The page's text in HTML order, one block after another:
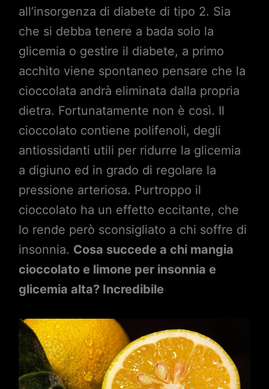
all’insorgenza di diabete di tipo 2. Sia
che si debba tenere a bada solo la
glicemia o gestire il diabete, a primo
acchito viene spontaneo pensare che la
cioccolata andrà eliminata dalla propria
dietra. Fortunatamente non è così. Il
cioccolato contiene polifenoli, degli
antiossidanti utili per ridurre la glicemia
a digiuno ed in grado di regolare la
pressione arteriosa. Purtroppo il
cioccolato ha un effetto eccitante, che
lo rende però sconsigliato a chi soffre di
insonnia. Cosa succede a chi mangia
cioccolato e limone per insonnia e
glicemia alta? Incredibile